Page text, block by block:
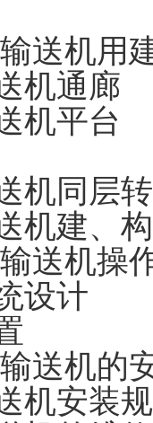
送机用
机通廊
机平台
机同层
机建、
送机操
设计
送机的
机安装